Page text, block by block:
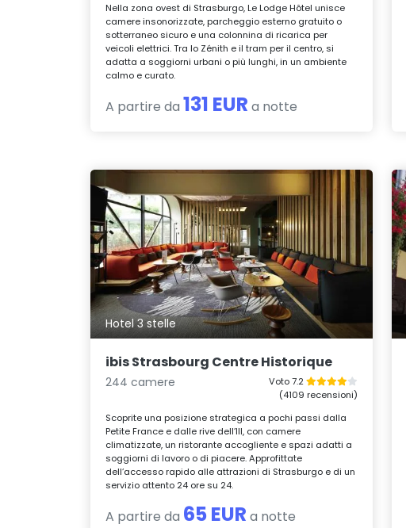
Nella zona ovest di Strasburgo, Le Lodge Hôtel unisce
camere insonorizzate, parcheggio esterno gratuito o
sotterraneo sicuro e una colonnina di ricarica per
veicoli elettrici. Tra lo Zénith e il tram per il centro, si
adatta a soggiorni urbani o più lunghi, in un ambiente
calmo e curato.
A partire da131 EUR a notte
Hotel 3 stelle
ibis Strasbourg Centre Historique
244 camere
Voto 7.2
(4109 recensioni)
Scoprite una posizione strategica a pochi passi dalla
Petite France e dalle rive dell’Ill, con camere
climatizzate, un ristorante accogliente e spazi adatti a
soggiorni di lavoro o di piacere. Approfittate
dell’accesso rapido alle attrazioni di Strasburgo e di un
servizio attento 24 ore su 24.
A partire da 65 EUR a notte